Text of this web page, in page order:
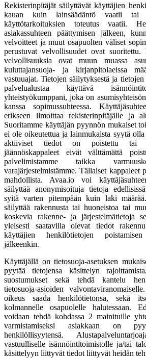
Rekisterinpitäjät säilyttävät käyttäjien
kauan kuin lainsäädäntö vaatii tai
käyttötarkoituksien toteutus vaatii.
asiakassuhteen päättymisen jälkeen,
velvoitteet ja muut osapuolten väliset
perustuvat velvollisuudet ovat suoritettu.
velvollisuuksia ovat muun muassa
kuluttajansuoja- ja kirjanpitolaeissa
vastuuajat. Tietojen säilytyksestä ja
palvelualustaa käyttävä
yhteistyökumppani, joka on
kanssa sopimussuhteessa.
erikseen ilmoittaa rekisterinpitäjälle ja
Suoritamme käyttäjän pyynnön mukaiset
ei ole oikeutettua ja lainmukaista syytä
aktiiviset tiedot on poistettu tai
jäännöskappaleet eivät välttämättä
palvelimistamme taikka
varajärjestelmistämme. Tällaiset kappaleet
mahdollista. Avaa.io voi
säilyttää anonymisoituja tietoja
syitä varten pitempään kuin laki
säilyttää rakennusta tai huoneistoa tai
koskevia rakenne- ja järjestelmätietoja
yleisesti saatavilla olevat tiedot
käyttäjien henkilötietojen
jälkeenkin.
Käyttäjällä on tietosuoja-asetuksen
pyytää tietojensa käsittelyn
suostumukset sekä tehdä kantelu
tietosuoja-asioiden
oikeus saada henkilötietonsa, sekä
kolmannelle osapuolelle halutessaan.
voidaan tehdä kohdassa 2 mainituille
varmistamiseksi asiakkaan on
henkilöllisyytensä.
vastuulliselle isännöintitoimistolle ja/tai
käsittelyyn liittyvät tiedot liittyvät heidän